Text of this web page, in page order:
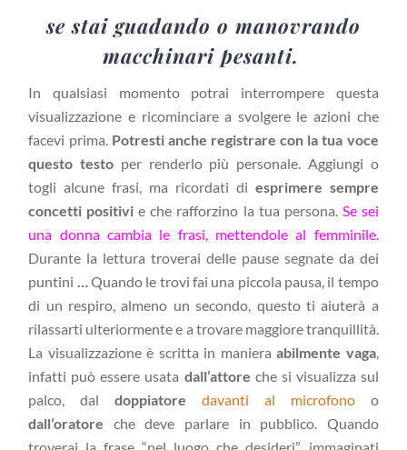
se stai guadando o manovrando
macchinari pesanti.
In qualsiasi momento potrai interrompere questa
visualizzazione e ricominciare a svolgere le azioni che
facevi prima. Potresti anche registrare con la tua voce
questo testo per renderlo più personale. Aggiungi o
togli alcune frasi, ma ricordati di esprimere sempre
concetti positivi e che rafforzino la tua persona. Se sei
una donna cambia le frasi, mettendole al femminile.
Durante la lettura troverai delle pause segnate da dei
puntini
Quando le trovi fai una piccola pausa, il tempo
di un respiro, almeno un secondo, questo ti aiuterà a
rilassarti ulteriormente e a trovare maggiore tranquillità.
La visualizzazione è scritta in manieraabilmente vaga,
infatti può essere usata dall’attore che si visualizza sul
palco, daldoppiatore davanti al microfonoo
dall’oratore che deve parlare in pubblico. Quando
troverai la frase “nel luogo che desideri”, immaginati